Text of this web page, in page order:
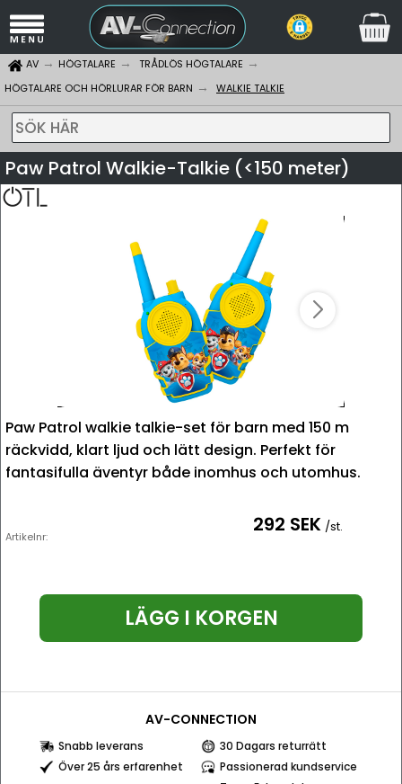
AV HÖGTALARE
TRÅDLÖS HÖGTALARE
HÖGTALARE OCH HÖRLURAR FÖR BARN
WALKIE TALKIE
SÖK HÄR
Paw Patrol Walkie-Talkie (<150 meter)
Paw Patrol walkie talkie-set för barn med 150 m
räckvidd, klart ljud och lätt design. Perfekt för
fantasifulla äventyr både inomhus och utomhus.
Artikelnr: 292 SEK /st.
LÄGG I KORGEN
AV-CONNECTION
Snabb leverans
30 Dagars returrätt
Över 25 års erfarenhet
Passionerad kundservice